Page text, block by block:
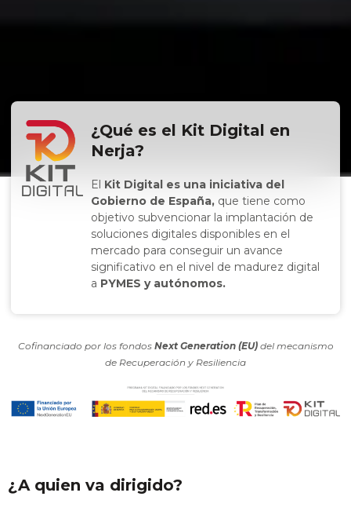
¿Qué es el Kit Digital en
Nerja?
El Kit Digital es una iniciativa del
Gobierno de España, que tiene como
objetivo subvencionar la implantación de
soluciones digitales disponibles en el
mercado para conseguir un avance
significativo en el nivel de madurez digital
a PYMES y autónomos.
Cofinanciado por los fondos Next Generation (EU)del mecanismo
de Recuperación y Resiliencia
¿A quien va dirigido?